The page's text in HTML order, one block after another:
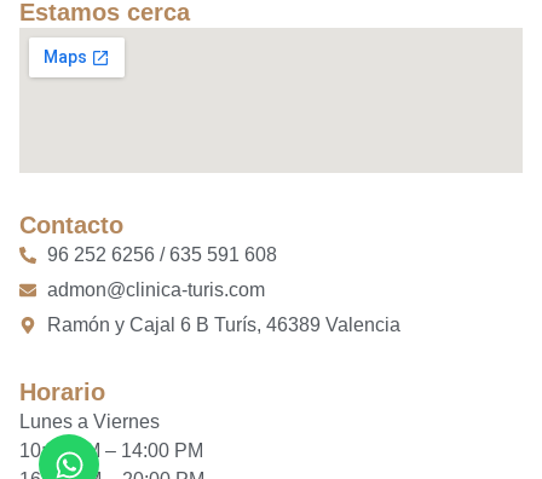
Estamos cerca
Contacto
96 252 6256 / 635 591 608
admon@clinica-turis.com
Ramón y Cajal 6 B Turís, 46389 Valencia
Horario
Lunes a Viernes
10:00 AM – 14:00 PM